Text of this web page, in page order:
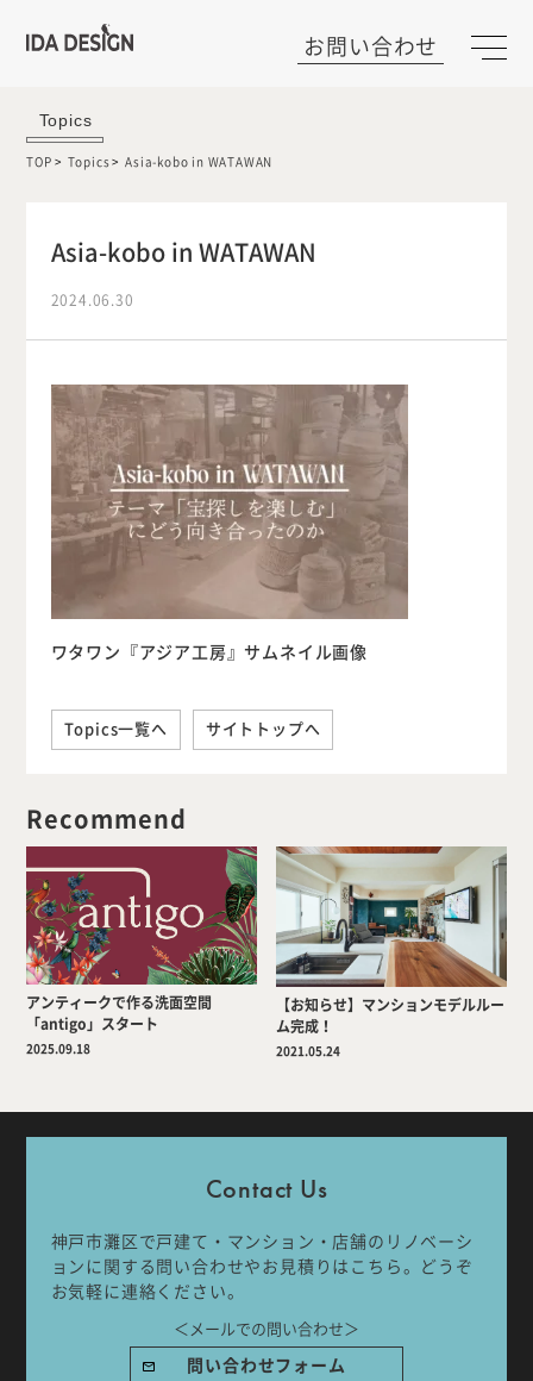
お問い合わせ
Topics
TOP Topics Asia-kobo in WATAWAN
Asia-kobo in WATAWAN
2024.06.30
ワタワン『アジア工房』サムネイル画像
Topics一覧へ サイトトップへ
Recommend
アンティークで作る洗面空間
「antigo」スタート
2025.09.18
【お知らせ】マンションモデルルー
ム完成！
2021.05.24
Contact Us
神戸市灘区で戸建て・マンション・店舗のリノベーシ
ョンに関する問い合わせやお見積りはこちら。どうぞ
お気軽に連絡ください。
＜メールでの問い合わせ＞
問い合わせフォーム
Company
Works
Work Flow
Journal
Topics
Recruit